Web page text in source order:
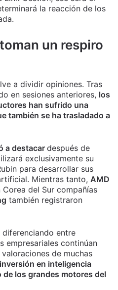
la reacción de los
un respiro
a dividir opiniones. Tras
en sesiones anteriores, los
han sufrido una
también se ha trasladado a
a destacar después de
exclusivamente su
para desarrollar sus
Mientras tanto, AMD
Corea del Sur compañías
también registraron
diferenciando entre
empresariales continúan
de muchas
en inteligencia
los grandes motores del